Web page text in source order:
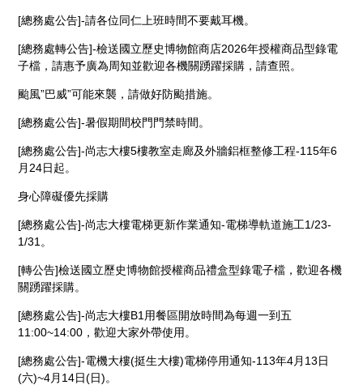
[總務處公告]-請各位同仁上班時間不要戴耳機。
[總務處轉公告]-檢送國立歷史博物館商店2026年授權商品型錄電
子檔，請惠予廣為周知並歡迎各機關踴躍採購，請查照。
颱風”巴威”可能來襲，請做好防颱措施。
[總務處公告]-暑假期間校門門禁時間。
[總務處公告]-尚志大樓5樓教室走廊及外牆鋁框整修工程-115年6
月24日起。
身心障礙優先採購
[總務處公告]-尚志大樓電梯更新作業通知-電梯導軌道施工1/23-
1/31。
[轉公告]檢送國立歷史博物館授權商品禮盒型錄電子檔，歡迎各機
關踴躍採購。
[總務處公告]-尚志大樓B1用餐區開放時間為每週一到五
11:00~14:00，歡迎大家外帶使用。
[總務處公告]-電機大樓(挺生大樓)電梯停用通知-113年4月13日
(六)~4月14日(日)。